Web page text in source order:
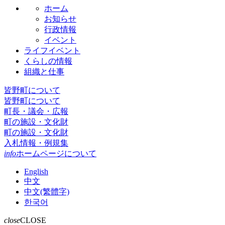
ホーム
お知らせ
行政情報
イベント
ライフイベント
くらしの情報
組織と仕事
皆野町について
皆野町について
町長・議会・広報
町の施設・文化財
町の施設・文化財
入札情報・例規集
infoホームページについて
English
中文
中文(繁體字)
한국어
closeCLOSE